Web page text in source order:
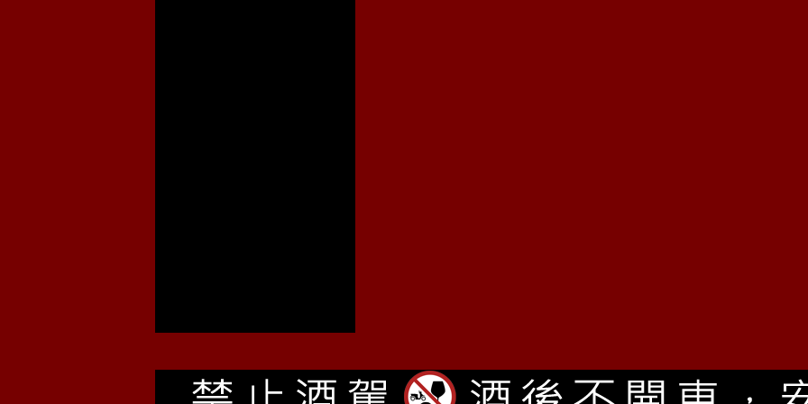
TEL ：02-27681166 FAX ： 02-27622277 105 台北市松山區民